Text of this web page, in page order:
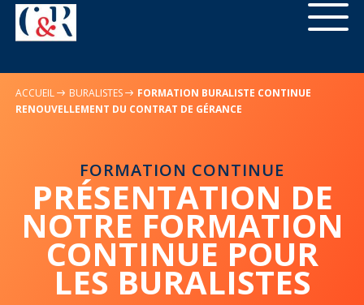
ACCUEIL BURALISTES
FORMATION BURALISTE CONTINUE
RENOUVELLEMENT DU CONTRAT DE GÉRANCE
FORMATION CONTINUE
PRÉSENTATION DE
NOTRE FORMATION
CONTINUE POUR
LES BURALISTES